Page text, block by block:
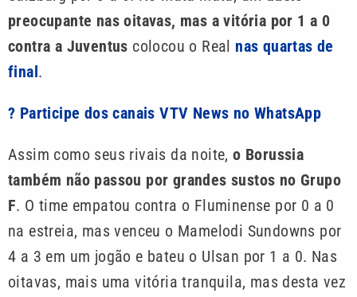
preocupante nas oitavas, mas a vitória por 1 a 0
contra a Juventus colocou o Real nas quartas de
final.
? Participe dos canais VTV News no WhatsApp
Assim como seus rivais da noite,o Borussia
também não passou por grandes sustos no Grupo
F. O time empatou contra o Fluminense por 0 a 0
na estreia, mas venceu o Mamelodi Sundowns por
4 a 3 em um jogão e bateu o Ulsan por 1 a 0. Nas
oitavas, mais uma vitória tranquila, mas desta vez